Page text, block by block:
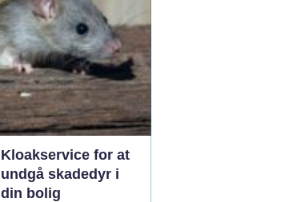
rammer for både
mennesker og natur.
Mange i og omkring
Odense vælger derfor en
professionel10 juli 2026
Kloakservice for at
undgå skadedyr i
din bolig